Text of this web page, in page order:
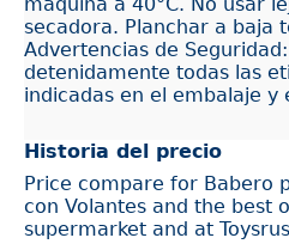
secadora. Planchar a baja
Advertencias de
detenidamente todas las
indicadas en el embalaje
Historia del precio
Price compare for Babero
con Volantes and the best
supermarket and at Toysrus